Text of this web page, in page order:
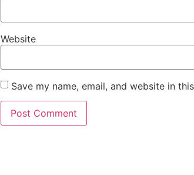
Website
Save my name, email, and website in